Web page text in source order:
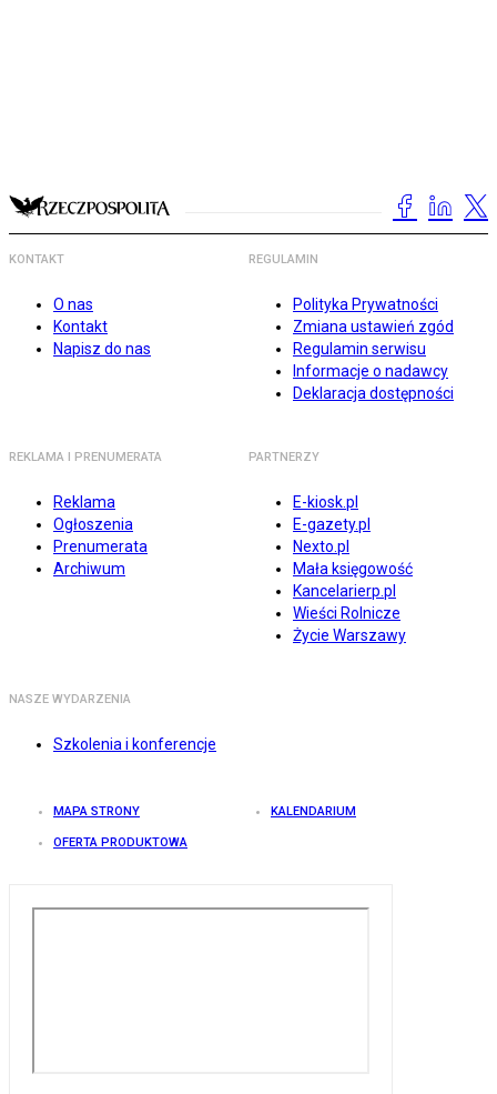
KONTAKT
O nas
Kontakt
Napisz do nas
REGULAMIN
Polityka Prywatności
Zmiana ustawień zgód
Regulamin serwisu
Informacje o nadawcy
Deklaracja dostępności
REKLAMA I PRENUMERATA
Reklama
Ogłoszenia
Prenumerata
Archiwum
PARTNERZY
E-kiosk.pl
E-gazety.pl
Nexto.pl
Mała księgowość
Kancelarierp.pl
Wieści Rolnicze
Życie Warszawy
NASZE WYDARZENIA
Szkolenia i konferencje
MAPA STRONY KALENDARIUM
OFERTA PRODUKTOWA